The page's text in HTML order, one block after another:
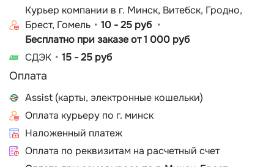
Курьер компании в г. Минск, Витебск, Гродно,
Брест, Гомель
10 - 25 руб
Бесплатно при заказе от 1 000 руб
СДЭК
15 - 25 руб
Оплата
Assist (карты, электронные кошельки)
Оплата курьеру по г. минск
Наложенный платеж
Оплата по реквизитам на расчетный счет